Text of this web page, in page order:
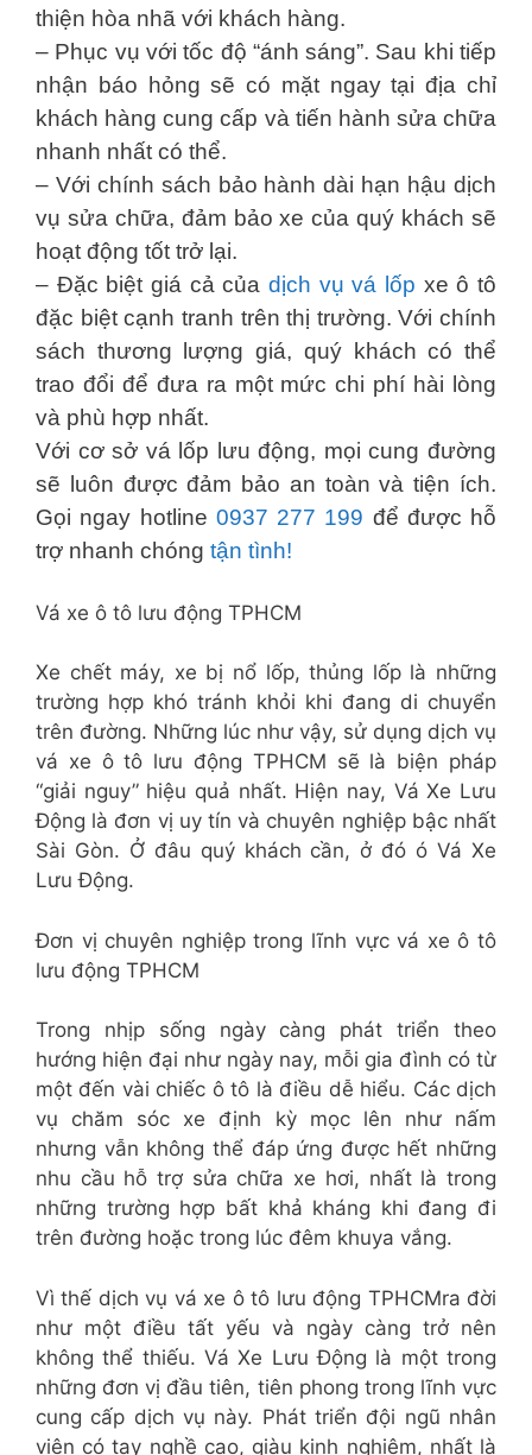
thiện hòa nhã với khách hàng.
– Phục vụ với tốc độ “ánh sáng”. Sau khi tiếp
nhận báo hỏng sẽ có mặt ngay tại địa chỉ
khách hàng cung cấp và tiến hành sửa chữa
nhanh nhất có thể.
– Với chính sách bảo hành dài hạn hậu dịch
vụ sửa chữa, đảm bảo xe của quý khách sẽ
hoạt động tốt trở lại.
– Đặc biệt giá cả của dịch vụ vá lốp xe ô tô
đặc biệt cạnh tranh trên thị trường. Với chính
sách thương lượng giá, quý khách có thể
trao đổi để đưa ra một mức chi phí hài lòng
và phù hợp nhất.
Với cơ sở vá lốp lưu động, mọi cung đường
sẽ luôn được đảm bảo an toàn và tiện ích.
Gọi ngay hotline 0937 277 199 để được hỗ
trợ nhanh chóng tận tình!
Vá xe ô tô lưu động TPHCM
Xe chết máy, xe bị nổ lốp, thủng lốp là những
trường hợp khó tránh khỏi khi đang di chuyển
trên đường. Những lúc như vậy, sử dụng dịch vụ
vá xe ô tô lưu động TPHCM sẽ là biện pháp
“giải nguy” hiệu quả nhất. Hiện nay, Vá Xe Lưu
Động là đơn vị uy tín và chuyên nghiệp bậc nhất
Sài Gòn. Ở đâu quý khách cần, ở đó ó Vá Xe
Lưu Động.
Đơn vị chuyên nghiệp trong lĩnh vực vá xe ô tô
lưu động TPHCM
Trong nhịp sống ngày càng phát triển theo
hướng hiện đại như ngày nay, mỗi gia đình có từ
một đến vài chiếc ô tô là điều dễ hiểu. Các dịch
vụ chăm sóc xe định kỳ mọc lên như nấm
nhưng vẫn không thể đáp ứng được hết những
nhu cầu hỗ trợ sửa chữa xe hơi, nhất là trong
những trường hợp bất khả kháng khi đang đi
trên đường hoặc trong lúc đêm khuya vắng.
Vì thế dịch vụ vá xe ô tô lưu động TPHCMra đời
như một điều tất yếu và ngày càng trở nên
không thể thiếu. Vá Xe Lưu Động là một trong
những đơn vị đầu tiên, tiên phong trong lĩnh vực
cung cấp dịch vụ này. Phát triển đội ngũ nhân
viên có tay nghề cao, giàu kinh nghiệm, nhất là